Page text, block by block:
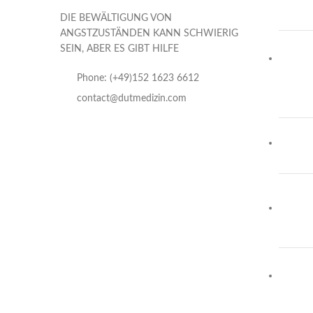
DIE BEWÄLTIGUNG VON
ANGSTZUSTÄNDEN KANN SCHWIERIG
SEIN, ABER ES GIBT HILFE
Phone: (+49)152 1623 6612
contact@dutmedizin.com